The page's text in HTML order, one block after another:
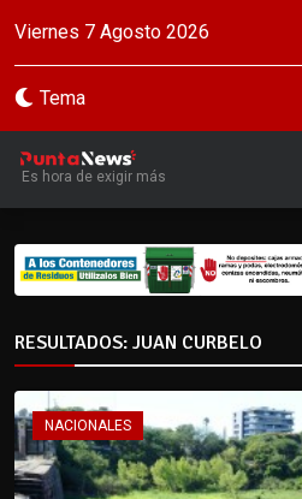
Viernes 7 Agosto 2026
Tema
Es hora de exigir más
RESULTADOS: JUAN CURBELO
NACIONALES